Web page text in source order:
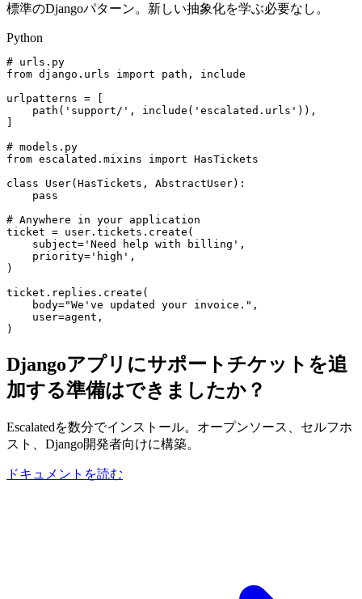
標準のDjangoパターン。新しい抽象化を学ぶ必要なし。
Python
# urls.py
from django.urls import
path, include
urlpatterns =
path( 'support/' , include( 'escalated.urls' )),
# models.py
from escalated.mixins import HasTickets
class
User(HasTickets, AbstractUser):
pass
# Anywhere in your application
ticket = user.tickets.create(
subject= 'Need help with billing' ,
priority= 'high' ,
)
ticket.replies.create(
body="We've updated your invoice." ,
user=agent,
)
Djangoアプリにサポートチケットを追
加する準備はできましたか？
Escalatedを数分でインストール。オープンソース、セルフホ
スト、Django開発者向けに構築。
ドキュメントを読む